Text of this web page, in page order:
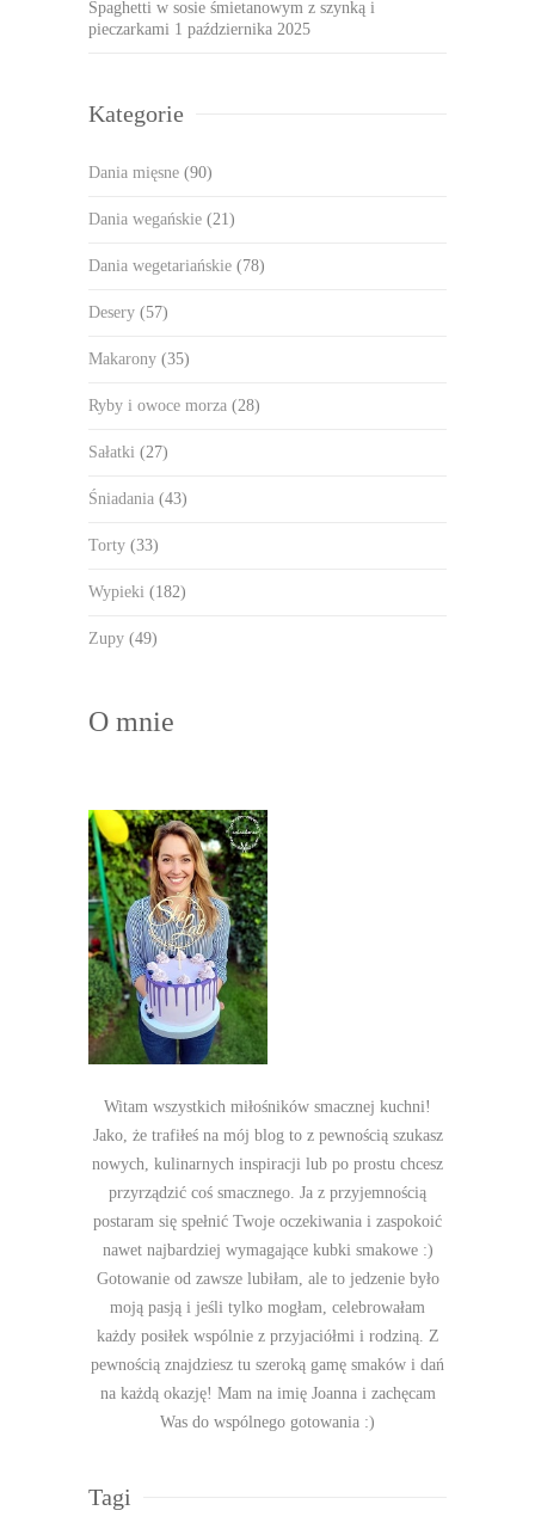
Spaghetti w sosie śmietanowym z szynką i
pieczarkami 1 października 2025
Kategorie
Dania mięsne (90)
Dania wegańskie (21)
Dania wegetariańskie (78)
Desery (57)
Makarony (35)
Ryby i owoce morza (28)
Sałatki (27)
Śniadania (43)
Torty (33)
Wypieki (182)
Zupy (49)
O mnie
Witam wszystkich miłośników smacznej kuchni!
Jako, że trafiłeś na mój blog to z pewnością szukasz
nowych, kulinarnych inspiracji lub po prostu chcesz
przyrządzić coś smacznego. Ja z przyjemnością
postaram się spełnić Twoje oczekiwania i zaspokoić
nawet najbardziej wymagające kubki smakowe :)
Gotowanie od zawsze lubiłam, ale to jedzenie było
moją pasją i jeśli tylko mogłam, celebrowałam
każdy posiłek wspólnie z przyjaciółmi i rodziną. Z
pewnością znajdziesz tu szeroką gamę smaków i dań
na każdą okazję! Mam na imię Joanna i zachęcam
Was do wspólnego gotowania :)
Tagi